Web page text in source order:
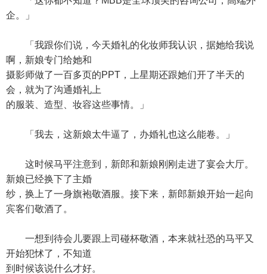
企。」
「我跟你们说，今天婚礼的化妆师我认识，据她给我说
啊，新娘专门给她和
摄影师做了一百多页的PPT，上星期还跟她们开了半天的
会，就为了沟通婚礼上
的服装、造型、妆容这些事情。」
「我去，这新娘太牛逼了，办婚礼也这么能卷。」
这时候马平注意到，新郎和新娘刚刚走进了宴会大厅。
新娘已经换下了主婚
纱，换上了一身旗袍敬酒服。接下来，新郎新娘开始一起向
宾客们敬酒了。
一想到待会儿要跟上司碰杯敬酒，本来就社恐的马平又
开始犯怵了，不知道
到时候该说什么才好。